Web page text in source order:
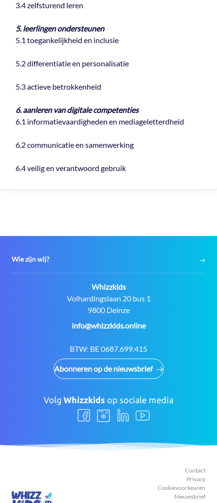
3.4 zelfsturend leren
5. leerlingen ondersteunen
5.1 toegankelijkheid en inclusie
5.2 differentiatie en personalisatie
5.3 actieve betrokkenheid
6. aanleren van digitale competenties
6.1 informatievaardigheden en mediageletterdheid
6.2 communicatie en samenwerking
6.4 veilig en verantwoord gebruik
Wie zijn wij?
Contact:
Whizzkids
Adres:
Volhardingslaan 20 bus 1
9800 Deinze
E-
info@whizzkids.online
BTW: BE 0687.699.415
Abonneren op de nieuwsbrief
Volg Whizzkids op sociale media
Volg
ons
Volg
ons
Volg
ons
Volg
ons
Contact
Privacy
Cookievoorkeuren
Nieuwsbrief